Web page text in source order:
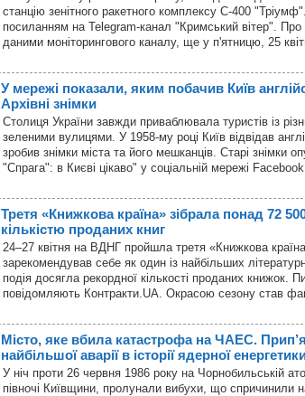
станцію зенітного ракетного комплексу С-400
посиланням на Telegram-канал "Кримський вітер".
даними моніторингового каналу, ще у п'ятницю, 25
У мережі показали, яким побачив Київ
Архівні знімки
Столиця України завжди приваблювала туристів із
зеленими вулицями. У 1958-му році Київ відвідав
зробив знімки міста та його мешканців. Старі знімки
"Спрага": в Києві цікаво" у соціальній мережі
Третя «Книжкова країна» зібрала понад 72
кількістю проданих книг
24–27 квітня на ВДНГ пройшла третя «Книжкова
зарекомендував себе як один із найбільших
подія досягла рекордної кількості проданих
повідомляють Контракти.UA. Окрасою сезону став
Місто, яке вбила катастрофа на ЧАЕС.
найбільшої аварії в історії ядерної
У ніч проти 26 червня 1986 року на Чорнобильській
півночі Київщини, пролунали вибухи, що спричинили